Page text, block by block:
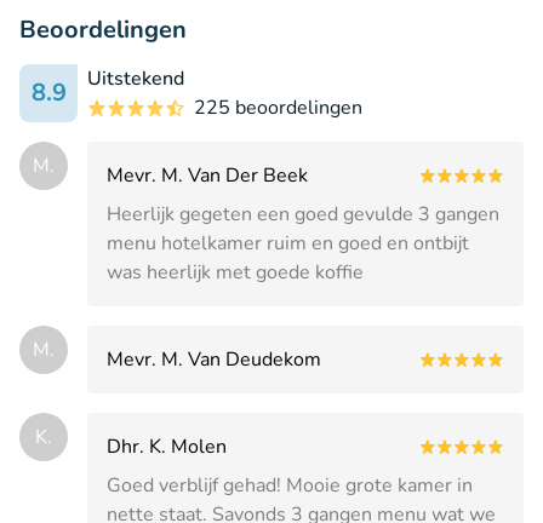
Beoordelingen
8.9
Uitstekend
225 beoordelingen
M.
Mevr. M. Van Der Beek
Heerlijk gegeten een goed gevulde 3 gangen
menu hotelkamer ruim en goed en ontbijt
was heerlijk met goede koffie
M. Mevr. M. Van Deudekom
K.
Dhr. K. Molen
Goed verblijf gehad! Mooie grote kamer in
nette staat. Savonds 3 gangen menu wat we